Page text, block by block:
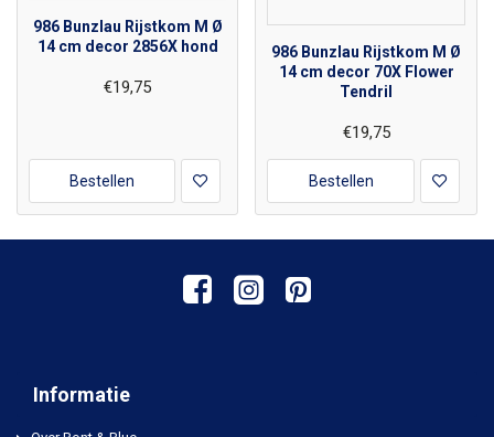
986 Bunzlau Rijstkom M Ø
14 cm decor 2856X hond
€19,75
Bestellen
986 Bunzlau Rijstkom M Ø
14 cm decor 70X Flower
Tendril
€19,75
Bestellen
Informatie